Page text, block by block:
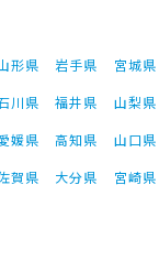
形県 岩手県 宮城県
川県 福井県 山梨県
媛県 高知県 山口県
賀県 大分県 宮崎県